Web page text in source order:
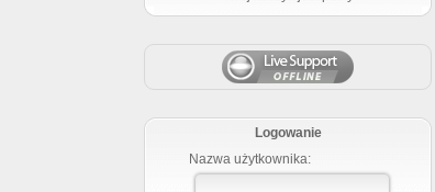
Logowanie
Nazwa użytkownika: